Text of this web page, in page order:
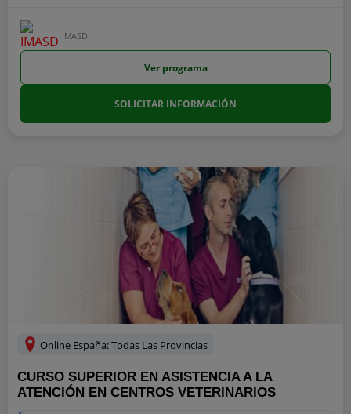
IMASD
Ver programa
SOLICITAR INFORMACIÓN
Online España: Todas Las Provincias
CURSO SUPERIOR EN ASISTENCIA A LA
ATENCIÓN EN CENTROS VETERINARIOS